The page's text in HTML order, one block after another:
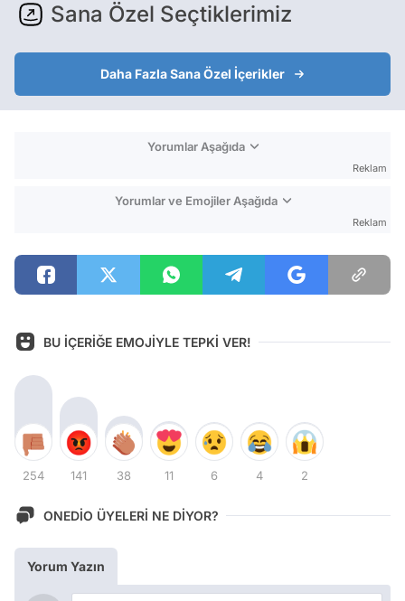
Sana Özel Seçtiklerimiz
Daha Fazla Sana Özel İçerikler
Yorumlar Aşağıda
Reklam
Yorumlar ve Emojiler Aşağıda
Reklam
BU İÇERİĞE EMOJİYLE TEPKİ VER!
254 141 38 11 6 4 2
ONEDİO ÜYELERİ NE DİYOR?
Yorum Yazın